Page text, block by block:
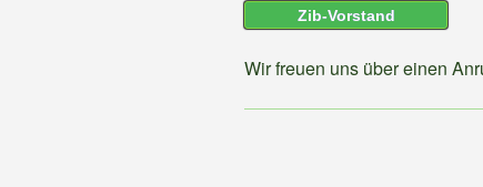
Zib-Vorstand
Wir freuen uns über einen